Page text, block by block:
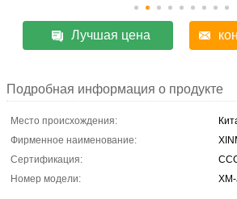
Лучшая цена
Подробная информация о продукте
Место происхождения:
Фирменное наименование:
Сертификация:
Номер модели: